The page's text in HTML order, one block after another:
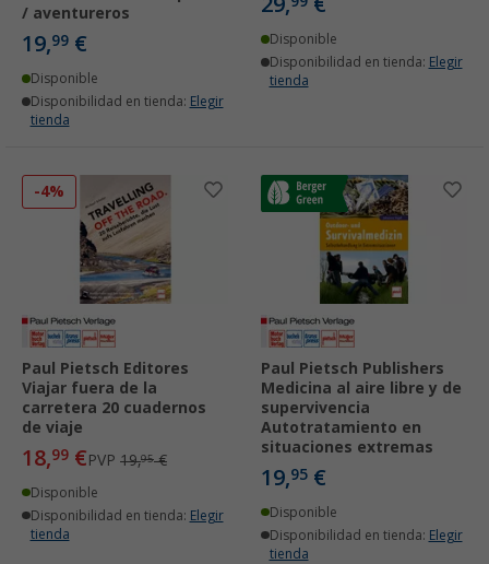
/ aventureros
19,99 €
Disponible
Disponibilidad en tienda: Elegir
tienda
Disponible
Disponibilidad en tienda: Elegir
tienda
-4%
Paul Pietsch Editores
Viajar fuera de la
carretera 20 cuadernos
de viaje
18,99 €PVP 19,95€
Disponible
Disponibilidad en tienda: Elegir
tienda
Paul Pietsch Publishers
Medicina al aire libre y de
supervivencia
Autotratamiento en
situaciones extremas
19,95 €
Disponible
Disponibilidad en tienda: Elegir
tienda